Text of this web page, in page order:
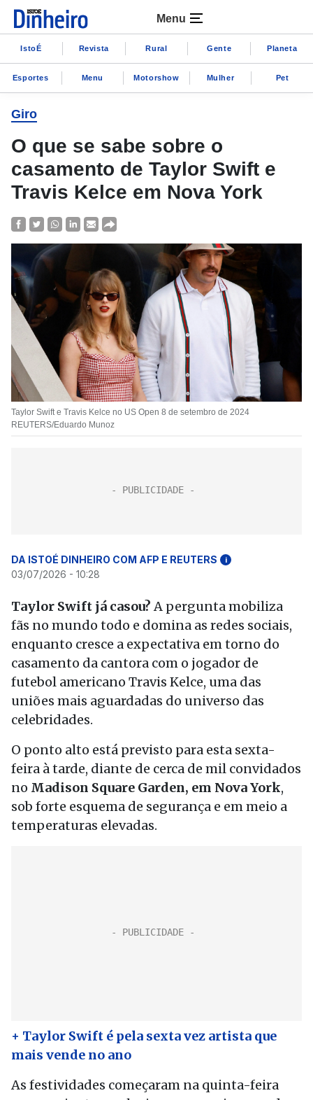
Menu
IstoÉ Revista Rural Gente Planeta
Esportes Menu Motorshow Mulher Pet
Giro
O que se sabe sobre o
casamento de Taylor Swift e
Travis Kelce em Nova York
Taylor Swift e Travis Kelce no US Open 8 de setembro de 2024
REUTERS/Eduardo Munoz
DA ISTOÉ DINHEIRO COM AFP E REUTERS i
03/07/2026 - 10:28
Taylor Swift já casou?A pergunta mobiliza
fãs no mundo todo e domina as redes sociais,
enquanto cresce a expectativa em torno do
casamento da cantora com o jogador de
futebol americano Travis Kelce, uma das
uniões mais aguardadas do universo das
celebridades.
O ponto alto está previsto para esta sexta-
feira à tarde, diante de cerca de mil convidados
no Madison Square Garden, em Nova York,
sob forte esquema de segurança e em meio a
temperaturas elevadas.
+ Taylor Swift é pela sexta vez artista que
mais vende no ano
As festividades começaram na quinta-feira